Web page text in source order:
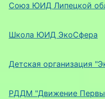
Союз ЮИД Липецкой
Школа ЮИД ЭкоСфера
Детская организация
РДДМ "Движение